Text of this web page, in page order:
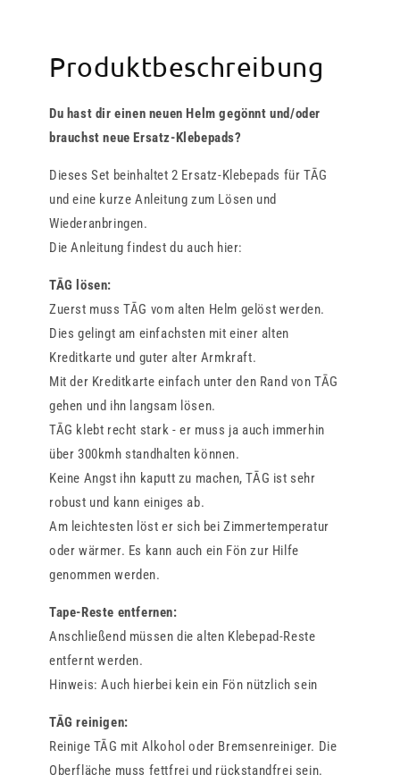
Produktbeschreibung
Du hast dir einen neuen Helm gegönnt und/oder
brauchst neue Ersatz-Klebepads?
Dieses Set beinhaltet 2 Ersatz-Klebepads für TĀG
und eine kurze Anleitung zum Lösen und
Wiederanbringen.
Die Anleitung findest du auch hier:
TĀG lösen:
Zuerst muss TĀG vom alten Helm gelöst werden.
Dies gelingt am einfachsten mit einer alten
Kreditkarte und guter alter Armkraft.
Mit der Kreditkarte einfach unter den Rand von TĀG
gehen und ihn langsam lösen.
TĀG klebt recht stark - er muss ja auch immerhin
über 300kmh standhalten können.
Keine Angst ihn kaputt zu machen, TĀG ist sehr
robust und kann einiges ab.
Am leichtesten löst er sich bei Zimmertemperatur
oder wärmer. Es kann auch ein Fön zur Hilfe
genommen werden.
Tape-Reste entfernen:
Anschließend müssen die alten Klebepad-Reste
entfernt werden.
Hinweis: Auch hierbei kein ein Fön nützlich sein
TĀG reinigen:
Reinige TĀG mit Alkohol oder Bremsenreiniger. Die
Oberfläche muss fettfrei und rückstandfrei sein.